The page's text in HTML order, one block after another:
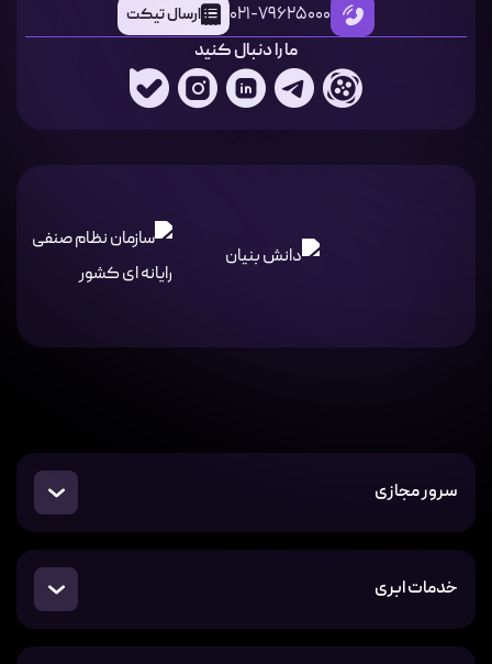
021-79625000 ارسال تیکت
ما را دنبال کنید
سرور مجازی
خدمات ابری